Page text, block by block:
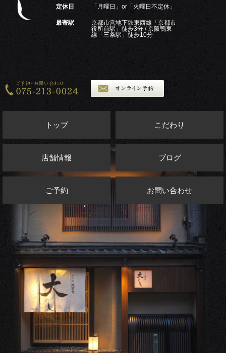
定休日 「月曜日」or「火曜日不定休」
最寄駅
京都市営地下鉄東西線「京都市
役所前駅」徒歩3分 / 京阪鴨東
線「三条駅」徒歩10分
トップ こだわり
店舗情報 ブログ
ご予約 お問い合わせ